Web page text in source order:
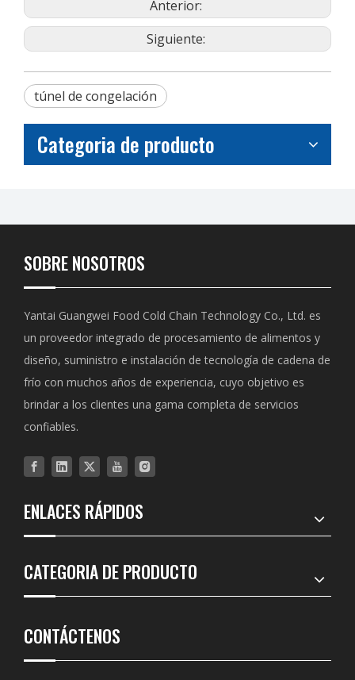
Anterior:
Siguiente:
túnel de congelación
Categoria de producto
SOBRE NOSOTROS
Yantai Guangwei Food Cold Chain Technology Co., Ltd. es
un proveedor integrado de procesamiento de alimentos y
diseño, suministro e instalación de tecnología de cadena de
frío con muchos años de experiencia, cuyo objetivo es
brindar a los clientes una gama completa de servicios
confiables.
ENLACES RÁPIDOS
CATEGORIA DE PRODUCTO
CONTÁCTENOS